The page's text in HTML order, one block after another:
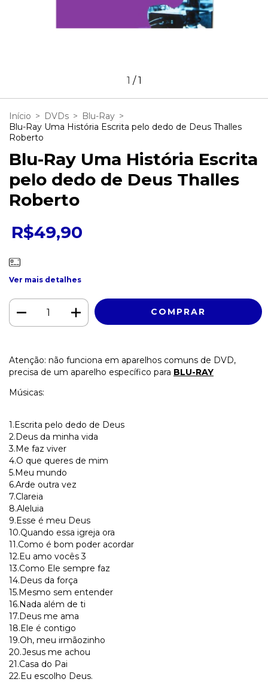
1 /1
Início > DVDs > Blu-Ray >
Blu-Ray Uma História Escrita pelo dedo de Deus Thalles
Roberto
Blu-Ray Uma História Escrita
pelo dedo de Deus Thalles
Roberto
R$49,90
Ver mais detalhes
Atenção: não funciona em aparelhos comuns de DVD,
precisa de um aparelho específico para BLU-RAY
Músicas:
1.Escrita pelo dedo de Deus
2.Deus da minha vida
3.Me faz viver
4.O que queres de mim
5.Meu mundo
6.Arde outra vez
7.Clareia
8.Aleluia
9.Esse é meu Deus
10.Quando essa igreja ora
11.Como é bom poder acordar
12.Eu amo vocês 3
13.Como Ele sempre faz
14.Deus da força
15.Mesmo sem entender
16.Nada além de ti
17.Deus me ama
18.Ele é contigo
19.Oh, meu irmãozinho
20.Jesus me achou
21.Casa do Pai
22.Eu escolho Deus.